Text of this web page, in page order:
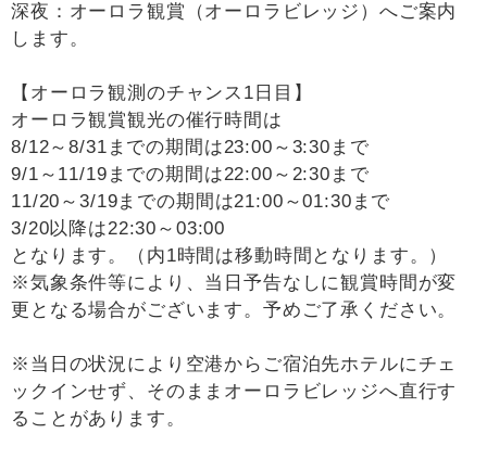
深夜：オーロラ観賞（オーロラビレッジ）へご案内
します。
【オーロラ観測のチャンス1日目】
オーロラ観賞観光の催行時間は
8/12～8/31までの期間は23:00～3:30まで
9/1～11/19までの期間は22:00～2:30まで
11/20～3/19までの期間は21:00～01:30まで
3/20以降は22:30～03:00
となります。（内1時間は移動時間となります。）
※気象条件等により、当日予告なしに観賞時間が変
更となる場合がございます。予めご了承ください。
※当日の状況により空港からご宿泊先ホテルにチェ
ックインせず、そのままオーロラビレッジへ直行す
ることがあります。